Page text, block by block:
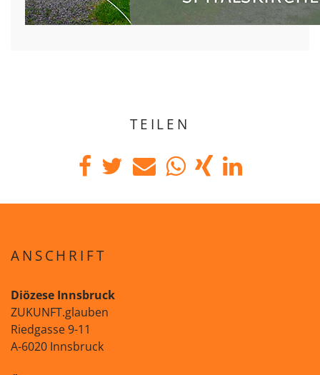
TEILEN
ANSCHRIFT
Diözese Innsbruck
ZUKUNFT.glauben
Riedgasse 9-11
A-6020 Innsbruck